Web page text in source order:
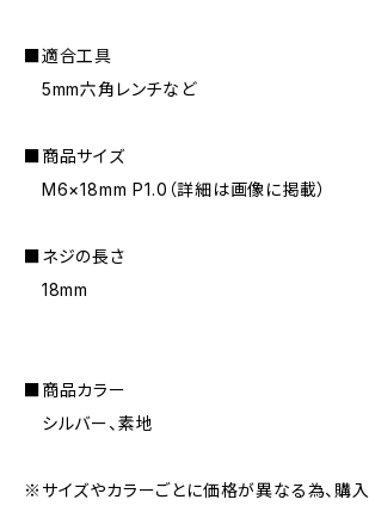
■適合工具
5mm六角レンチなど
■商品サイズ
M6×18mm P1.0（詳細は画像に掲載）
■ネジの長さ
18mm
■商品カラー
シルバー、素地
※サイズやカラーごとに価格が異なる為、購